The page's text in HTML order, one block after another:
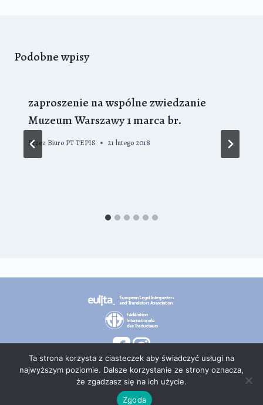
Podobne wpisy
zaproszenie na wspólne zwiedzanie
Muzeum Warszawy 1 marca br.
Przez Biuro PT TEPIS 21 lutego 2018
© 2026 PT TEPIS
Ta strona korzysta z ciasteczek aby świadczyć usługi na
najwyższym poziomie. Dalsze korzystanie ze strony oznacza,
że zgadzasz się na ich użycie.
Zgoda